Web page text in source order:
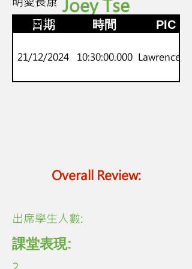
Joey Tse
日期 時間 PIC
21/12/2024 10:30:00.000 Lawrence Lo
Overall Review:
劍橋pre starters
​出席學生人數:
課堂表現: